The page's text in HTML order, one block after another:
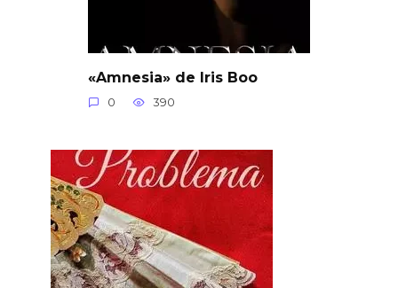
«Amnesia» de Iris Boo
0 390